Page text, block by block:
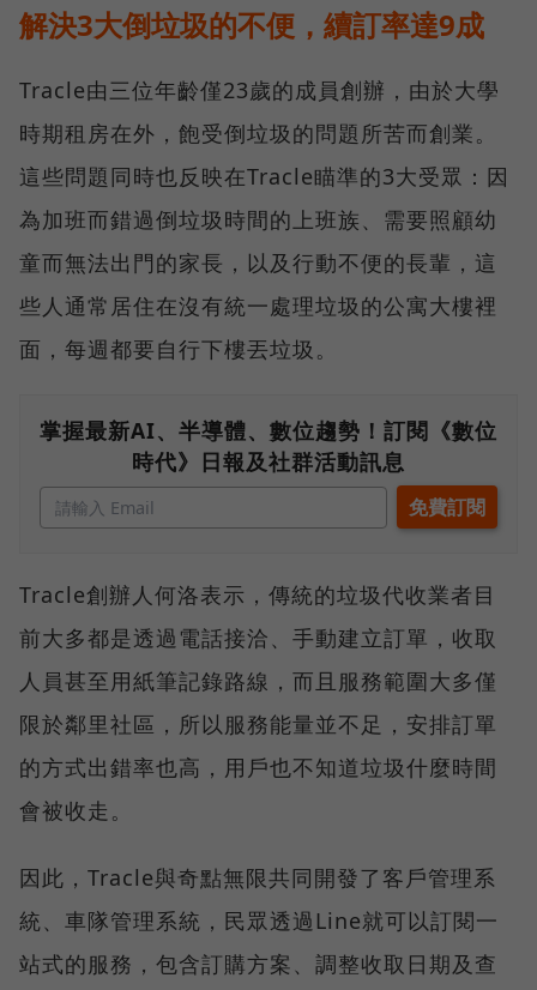
解決3大倒垃圾的不便，續訂率達9成
Tracle由三位年齡僅23歲的成員創辦，由於大學
時期租房在外，飽受倒垃圾的問題所苦而創業。
這些問題同時也反映在Tracle瞄準的3大受眾：因
為加班而錯過倒垃圾時間的上班族、需要照顧幼
童而無法出門的家長，以及行動不便的長輩，這
些人通常居住在沒有統一處理垃圾的公寓大樓裡
面，每週都要自行下樓丟垃圾。
掌握最新AI、半導體、數位趨勢！訂閱《數位
時代》日報及社群活動訊息
Tracle創辦人何洛表示，傳統的垃圾代收業者目
前大多都是透過電話接洽、手動建立訂單，收取
人員甚至用紙筆記錄路線，而且服務範圍大多僅
限於鄰里社區，所以服務能量並不足，安排訂單
的方式出錯率也高，用戶也不知道垃圾什麼時間
會被收走。
因此，Tracle與奇點無限共同開發了客戶管理系
統、車隊管理系統，民眾透過Line就可以訂閱一
站式的服務，包含訂購方案、調整收取日期及查